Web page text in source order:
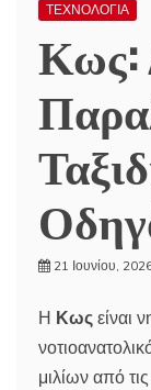
ΤΕΧΝΟΛΟΓΙΑ
Κως:
21 Ιουνίου,
Η Κως είναι
μιλίων από